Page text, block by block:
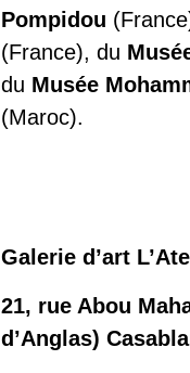
Pompidou
(France), du
du Musée
(Maroc).
Galerie d’art L’
21, rue Abou
d’Anglas)